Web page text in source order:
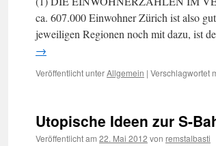
ca. 607.000 Einwohner Zürich ist also
jeweiligen Regionen noch mit dazu, ist
→
Veröffentlicht unterAllgemein | Verschlagwortet
Utopische Ideen zur S-
Veröffentlicht am 22. Mai 2012 von remstalbasti